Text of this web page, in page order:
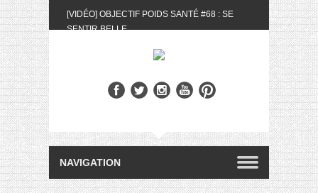
[VIDÉO] OBJECTIF POIDS SANTÉ #68 : SE
SENTIR BELLE
BIOTYFULL BOX DU MOIS DE MAI 2024 FEAT.
[VIDÉO] QUITOQUE #10 : MEAL PREP &
CONVIVIALITÉ
[VIDÉO] UNBOXING : LES MY LITTLE &
BIOTYFULL BOX DU MOIS D’AVRIL 2024